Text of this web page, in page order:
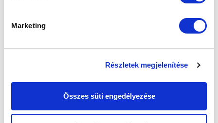
Marketing
Részletek megjelenítése
Összes süti engedélyezése